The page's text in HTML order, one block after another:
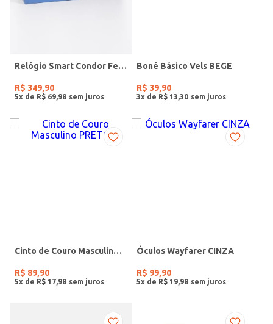
Relógio Smart Condor Feminino ROSE
R$ 349,90
5x de R$ 69 98
Boné Básico Vels BEGE
R$ 39,90
3x de R$ 13 30
Cinto de Couro Masculino PRETO
R$ 89,90
5x de R$ 17 98
Óculos Wayfarer CINZA
R$ 99,90
5x de R$ 19 98